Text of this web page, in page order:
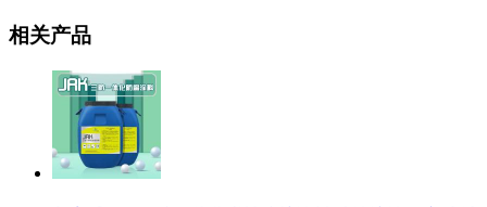
相关产品